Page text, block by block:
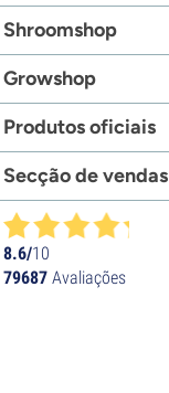
Shroomshop
Growshop
Produtos oficiais
Secção de vendas
8.6/10
79687 Avaliações